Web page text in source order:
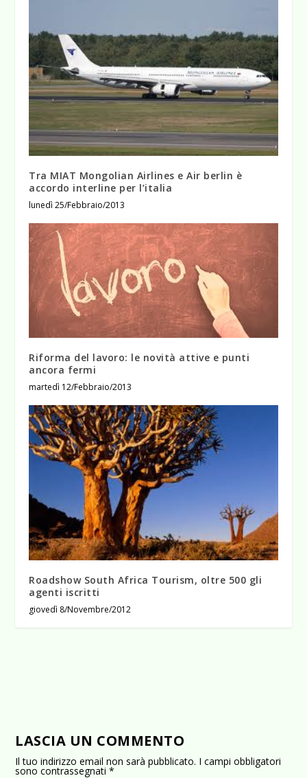
Tra MIAT Mongolian Airlines e Air berlin è
accordo interline per l’italia
lunedì 25/Febbraio/2013
Riforma del lavoro: le novità attive e punti
ancora fermi
martedì 12/Febbraio/2013
Roadshow South Africa Tourism, oltre 500 gli
agenti iscritti
giovedì 8/Novembre/2012
LASCIA UN COMMENTO
Il tuo indirizzo email non sarà pubblicato. I campi obbligatori
sono contrassegnati*